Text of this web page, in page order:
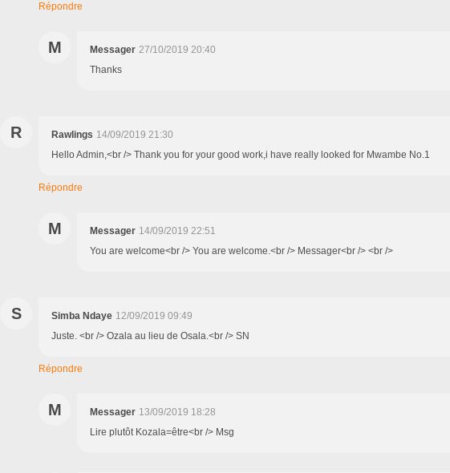
Répondre
M Messager 27/10/2019 20:40
Thanks
R Rawlings 14/09/2019 21:30
Hello Admin,<br /> Thank you for your good work,i have really looked for Mwambe No.1
Répondre
M Messager 14/09/2019 22:51
You are welcome<br /> You are welcome.<br /> Messager<br /> <br />
S Simba Ndaye 12/09/2019 09:49
Juste. <br /> Ozala au lieu de Osala.<br /> SN
Répondre
M Messager 13/09/2019 18:28
Lire plutôt Kozala=être<br /> Msg